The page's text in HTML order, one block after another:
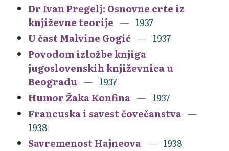
Dr Ivan Pregelj: Osnovne crte iz
književne teorije
1937
U čast Malvine Gogić
1937
Povodom izložbe knjiga
jugoslovenskih književnica u
Beogradu
1937
Humor Žaka Konfina
1937
Francuska i savest čovečanstva
1938
Savremenost Hajneova
1938